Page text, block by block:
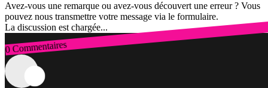
Avez-vous une remarque ou avez-vous découvert une erreur ? Vous
pouvez nous transmettre votre message via le formulaire.
La discussion est chargée...
0 Commentaires
Connexion